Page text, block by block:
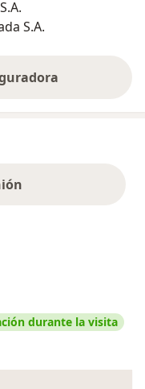
S.A.
durante la visita